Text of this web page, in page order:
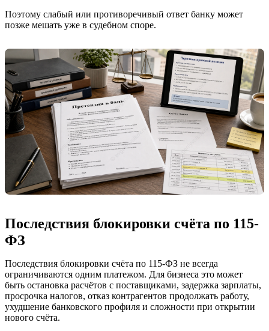
Поэтому слабый или противоречивый ответ банку может
позже мешать уже в судебном споре.
Последствия блокировки счёта по 115-
ФЗ
Последствия блокировки счёта по 115-ФЗ не всегда
ограничиваются одним платежом. Для бизнеса это может
быть остановка расчётов с поставщиками, задержка зарплаты,
просрочка налогов, отказ контрагентов продолжать работу,
ухудшение банковского профиля и сложности при открытии
нового счёта.